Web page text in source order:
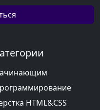
HTML&CSS